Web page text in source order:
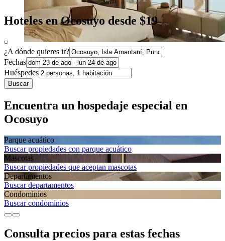
Hoteles en Ocosuyo desde $19
¿A dónde quieres ir?
Fechas
Huéspedes
Buscar
Encuentra un hospedaje especial en
Ocosuyo
Parque acuático
Buscar propiedades con parque acuático
Mascotas
Buscar propiedades que aceptan mascotas
Departa­mentos
Buscar departamentos
Condominios
Buscar condominios
Consulta precios para estas fechas